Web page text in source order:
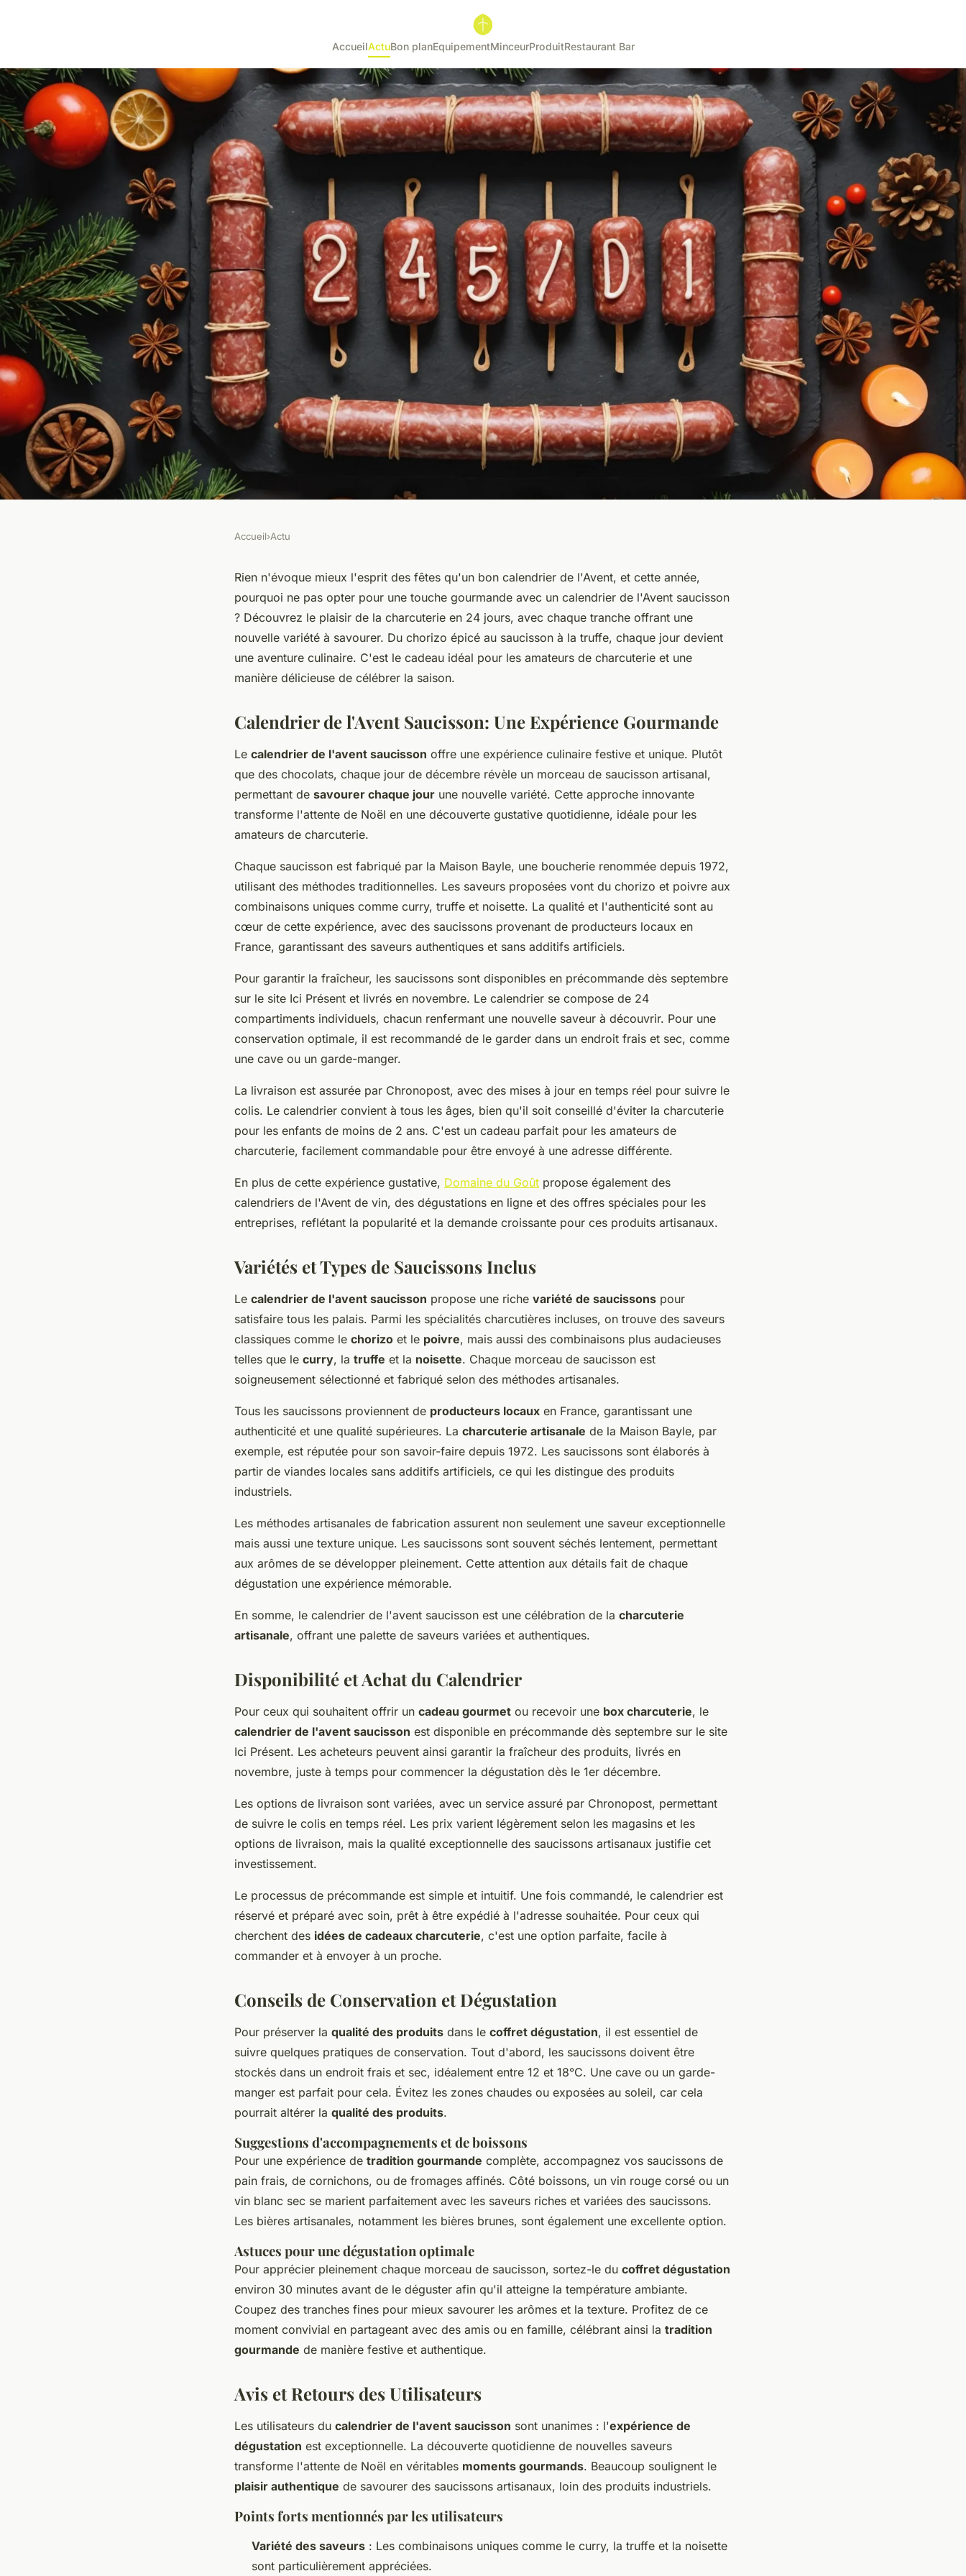
AccueilActuBon planEquipementMinceurProduitRestaurant Bar
Calendrier de l'avent saucisson : le
plaisir charcuterie en 24 jours
5 min de lecture
Accueil›Actu
Rien n'évoque mieux l'esprit des fêtes qu'un bon calendrier de l'Avent, et cette année,
pourquoi ne pas opter pour une touche gourmande avec un calendrier de l'Avent saucisson
? Découvrez le plaisir de la charcuterie en 24 jours, avec chaque tranche offrant une
nouvelle variété à savourer. Du chorizo épicé au saucisson à la truffe, chaque jour devient
une aventure culinaire. C'est le cadeau idéal pour les amateurs de charcuterie et une
manière délicieuse de célébrer la saison.
Calendrier de l'Avent Saucisson: Une Expérience Gourmande
Le calendrier de l'avent saucisson offre une expérience culinaire festive et unique. Plutôt
que des chocolats, chaque jour de décembre révèle un morceau de saucisson artisanal,
permettant de savourer chaque jour une nouvelle variété. Cette approche innovante
transforme l'attente de Noël en une découverte gustative quotidienne, idéale pour les
amateurs de charcuterie.
Chaque saucisson est fabriqué par la Maison Bayle, une boucherie renommée depuis 1972,
utilisant des méthodes traditionnelles. Les saveurs proposées vont du chorizo et poivre aux
combinaisons uniques comme curry, truffe et noisette. La qualité et l'authenticité sont au
cœur de cette expérience, avec des saucissons provenant de producteurs locaux en
France, garantissant des saveurs authentiques et sans additifs artificiels.
Pour garantir la fraîcheur, les saucissons sont disponibles en précommande dès septembre
sur le site Ici Présent et livrés en novembre. Le calendrier se compose de 24
compartiments individuels, chacun renfermant une nouvelle saveur à découvrir. Pour une
conservation optimale, il est recommandé de le garder dans un endroit frais et sec, comme
une cave ou un garde-manger.
La livraison est assurée par Chronopost, avec des mises à jour en temps réel pour suivre le
colis. Le calendrier convient à tous les âges, bien qu'il soit conseillé d'éviter la charcuterie
pour les enfants de moins de 2 ans. C'est un cadeau parfait pour les amateurs de
charcuterie, facilement commandable pour être envoyé à une adresse différente.
En plus de cette expérience gustative, Domaine du Goût propose également des
calendriers de l'Avent de vin, des dégustations en ligne et des offres spéciales pour les
entreprises, reflétant la popularité et la demande croissante pour ces produits artisanaux.
Variétés et Types de Saucissons Inclus
Le calendrier de l'avent saucisson propose une riche variété de saucissons pour
satisfaire tous les palais. Parmi les spécialités charcutières incluses, on trouve des saveurs
classiques comme le chorizo et le poivre, mais aussi des combinaisons plus audacieuses
telles que le curry, la truffe et la noisette. Chaque morceau de saucisson est
soigneusement sélectionné et fabriqué selon des méthodes artisanales.
Tous les saucissons proviennent de producteurs locaux en France, garantissant une
authenticité et une qualité supérieures. La charcuterie artisanale de la Maison Bayle, par
exemple, est réputée pour son savoir-faire depuis 1972. Les saucissons sont élaborés à
partir de viandes locales sans additifs artificiels, ce qui les distingue des produits
industriels.
Les méthodes artisanales de fabrication assurent non seulement une saveur exceptionnelle
mais aussi une texture unique. Les saucissons sont souvent séchés lentement, permettant
aux arômes de se développer pleinement. Cette attention aux détails fait de chaque
dégustation une expérience mémorable.
En somme, le calendrier de l'avent saucisson est une célébration de la charcuterie
artisanale, offrant une palette de saveurs variées et authentiques.
Disponibilité et Achat du Calendrier
Pour ceux qui souhaitent offrir un cadeau gourmet ou recevoir une box charcuterie, le
calendrier de l'avent saucisson est disponible en précommande dès septembre sur le site
Ici Présent. Les acheteurs peuvent ainsi garantir la fraîcheur des produits, livrés en
novembre, juste à temps pour commencer la dégustation dès le 1er décembre.
Les options de livraison sont variées, avec un service assuré par Chronopost, permettant
de suivre le colis en temps réel. Les prix varient légèrement selon les magasins et les
options de livraison, mais la qualité exceptionnelle des saucissons artisanaux justifie cet
investissement.
Le processus de précommande est simple et intuitif. Une fois commandé, le calendrier est
réservé et préparé avec soin, prêt à être expédié à l'adresse souhaitée. Pour ceux qui
cherchent des idées de cadeaux charcuterie, c'est une option parfaite, facile à
commander et à envoyer à un proche.
Conseils de Conservation et Dégustation
Pour préserver la qualité des produits dans le coffret dégustation, il est essentiel de
suivre quelques pratiques de conservation. Tout d'abord, les saucissons doivent être
stockés dans un endroit frais et sec, idéalement entre 12 et 18°C. Une cave ou un garde-
manger est parfait pour cela. Évitez les zones chaudes ou exposées au soleil, car cela
pourrait altérer la qualité des produits.
Suggestions d'accompagnements et de boissons
Pour une expérience de tradition gourmande complète, accompagnez vos saucissons de
pain frais, de cornichons, ou de fromages affinés. Côté boissons, un vin rouge corsé ou un
vin blanc sec se marient parfaitement avec les saveurs riches et variées des saucissons.
Les bières artisanales, notamment les bières brunes, sont également une excellente option.
Astuces pour une dégustation optimale
Pour apprécier pleinement chaque morceau de saucisson, sortez-le du coffret dégustation
environ 30 minutes avant de le déguster afin qu'il atteigne la température ambiante.
Coupez des tranches fines pour mieux savourer les arômes et la texture. Profitez de ce
moment convivial en partageant avec des amis ou en famille, célébrant ainsi la tradition
gourmande de manière festive et authentique.
Avis et Retours des Utilisateurs
Les utilisateurs du calendrier de l'avent saucisson sont unanimes : l'expérience de
dégustation est exceptionnelle. La découverte quotidienne de nouvelles saveurs
transforme l'attente de Noël en véritables moments gourmands. Beaucoup soulignent le
plaisir authentique de savourer des saucissons artisanaux, loin des produits industriels.
Points forts mentionnés par les utilisateurs
Variété des saveurs : Les combinaisons uniques comme le curry, la truffe et la noisette
sont particulièrement appréciées.